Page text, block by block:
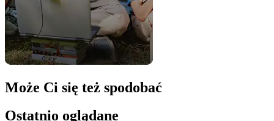
Może Ci się też spodobać
Ostatnio oglądane